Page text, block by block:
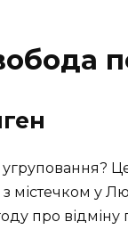
містечком у
про